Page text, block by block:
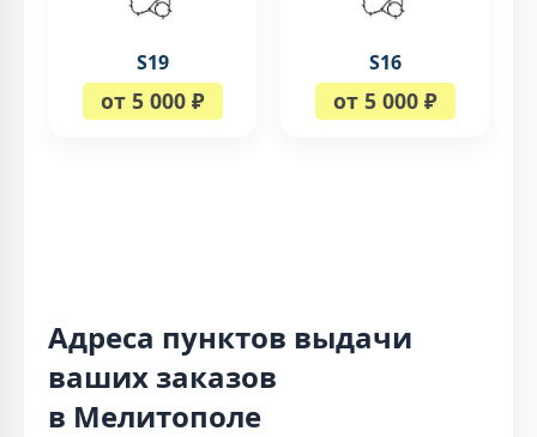
S19
от 5 000 ₽
S16
от 5 000 ₽
Адреса пунктов выдачи
ваших заказов
в Мелитополе